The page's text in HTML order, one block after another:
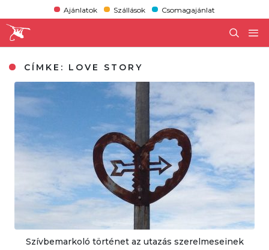
Ajánlatok Szállások Csomagajánlat
CÍMKE: LOVE STORY
Szívbemarkoló történet az utazás szerelmeseinek